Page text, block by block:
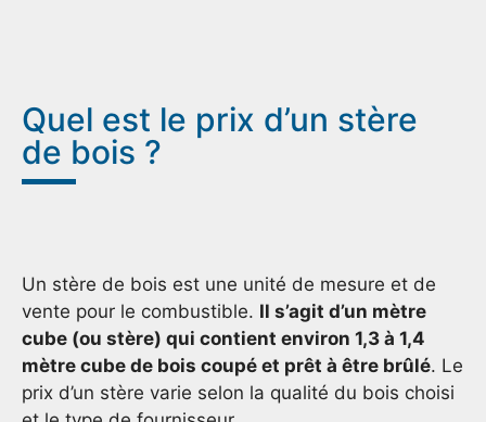
Quel est le prix d’un stère
de bois ?
Un stère de bois est une unité de mesure et de
vente pour le combustible. Il s’agit d’un mètre
cube (ou stère) qui contient environ 1,3 à 1,4
mètre cube de bois coupé et prêt à être brûlé. Le
prix d’un stère varie selon la qualité du bois choisi